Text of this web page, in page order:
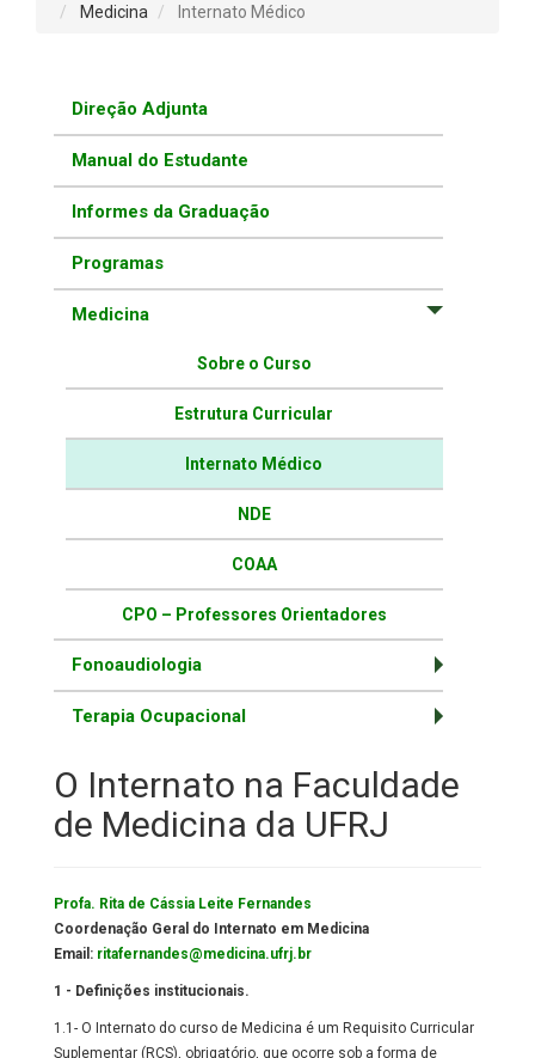
Medicina
Internato Médico
Direção Adjunta
Manual do Estudante
Informes da Graduação
Programas
Medicina
Sobre o Curso
Estrutura Curricular
Internato Médico
NDE
COAA
CPO – Professores Orientadores
Fonoaudiologia
Terapia Ocupacional
O Internato na Faculdade
de Medicina da UFRJ
Profa. Rita de Cássia Leite Fernandes
Coordenação Geral do Internato em Medicina
Email: ritafernandes@medicina.ufrj.br
1 - Definições institucionais.
1.1- O Internato do curso de Medicina é um Requisito Curricular
Suplementar (RCS), obrigatório, que ocorre sob a forma de